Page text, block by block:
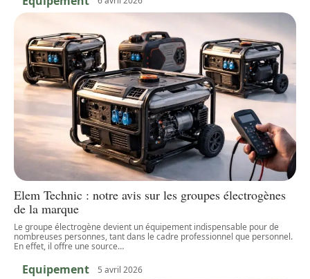
Elem Technic : notre avis sur les groupes électrogènes
de la marque
Le groupe électrogène devient un équipement indispensable pour de
nombreuses personnes, tant dans le cadre professionnel que personnel.
En effet, il offre une source…
Equipement 5 avril 2026